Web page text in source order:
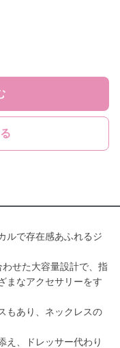
ルで存在感あふれるジ
せた大容量設計で、指
まなアクセサリーをす
もあり、ネックレスの
え、ドレッサー代わり